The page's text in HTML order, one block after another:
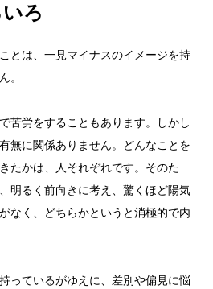
ろ
とは、一見マイナスのイメージを持
。
苦労をすることもあります。しかし
無に関係ありません。どんなことを
たかは、人それぞれです。そのた
明るく前向きに考え、驚くほど陽気
なく、どちらかというと消極的で内
っているがゆえに、差別や偏見に悩